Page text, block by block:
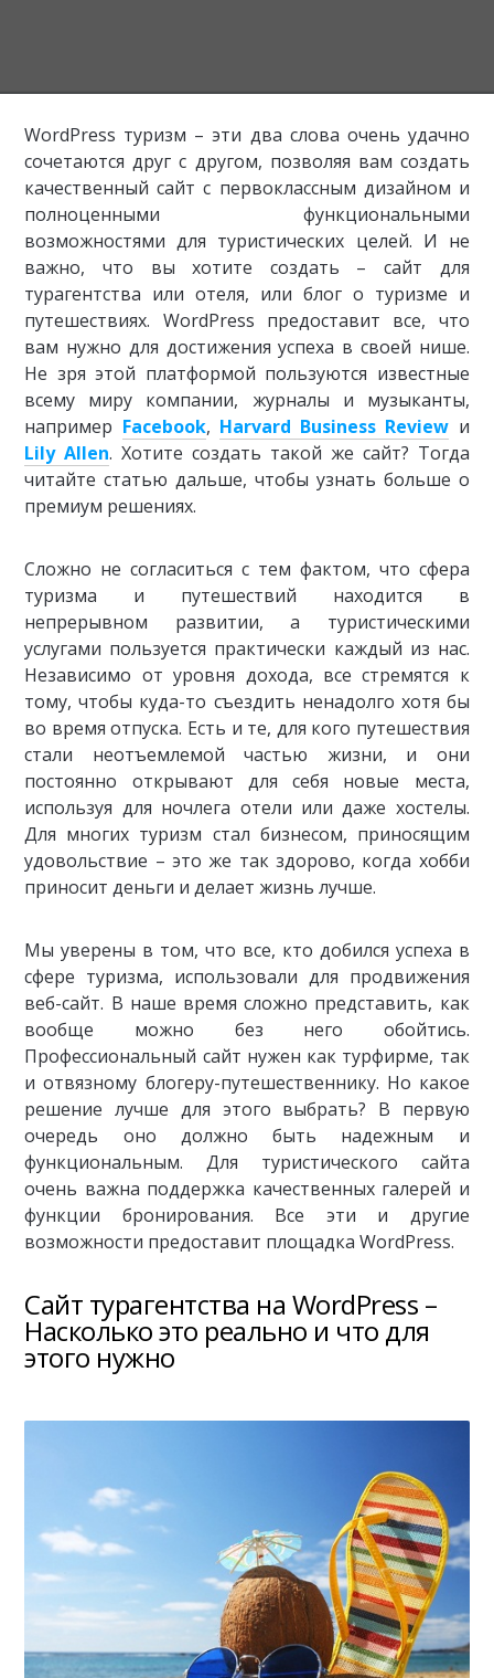
WordPress туризм – эти два слова очень удачно
сочетаются друг с другом, позволяя вам создать
качественный сайт с первоклассным дизайном и
полноценными функциональными
возможностями для туристических целей. И не
важно, что вы хотите создать – сайт для
турагентства или отеля, или блог о туризме и
путешествиях. WordPress предоставит все, что
вам нужно для достижения успеха в своей нише.
Не зря этой платформой пользуются известные
всему миру компании, журналы и музыканты,
например Facebook, Harvard Business Review и
Lily Allen. Хотите создать такой же сайт? Тогда
читайте статью дальше, чтобы узнать больше о
премиум решениях.
Сложно не согласиться с тем фактом, что сфера
туризма и путешествий находится в
непрерывном развитии, а туристическими
услугами пользуется практически каждый из нас.
Независимо от уровня дохода, все стремятся к
тому, чтобы куда-то съездить ненадолго хотя бы
во время отпуска. Есть и те, для кого путешествия
стали неотъемлемой частью жизни, и они
постоянно открывают для себя новые места,
используя для ночлега отели или даже хостелы.
Для многих туризм стал бизнесом, приносящим
удовольствие – это же так здорово, когда хобби
приносит деньги и делает жизнь лучше.
Мы уверены в том, что все, кто добился успеха в
сфере туризма, использовали для продвижения
веб-сайт. В наше время сложно представить, как
вообще можно без него обойтись.
Профессиональный сайт нужен как турфирме, так
и отвязному блогеру-путешественнику. Но какое
решение лучше для этого выбрать? В первую
очередь оно должно быть надежным и
функциональным. Для туристического сайта
очень важна поддержка качественных галерей и
функции бронирования. Все эти и другие
возможности предоставит площадка WordPress.
Сайт турагентства на WordPress –
Насколько это реально и что для
этого нужно